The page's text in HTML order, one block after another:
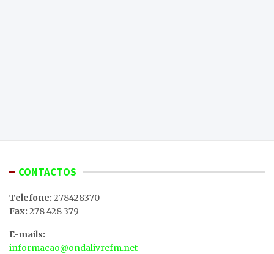
CONTACTOS
Telefone: 278428370
Fax: 278 428 379
E-mails:
informacao@ondalivrefm.net